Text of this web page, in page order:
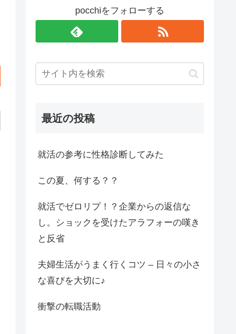
pocchiをフォローする
最近の投稿
就活の参考に性格診断してみた
この夏、何する？？
就活でゼロリプ！？企業からの返信な
し。ショックを受けたアラフォーの嘆き
と反省
夫婦生活がうまく行くコツ – 日々の小さ
な喜びを大切に♪
衝撃の転職活動